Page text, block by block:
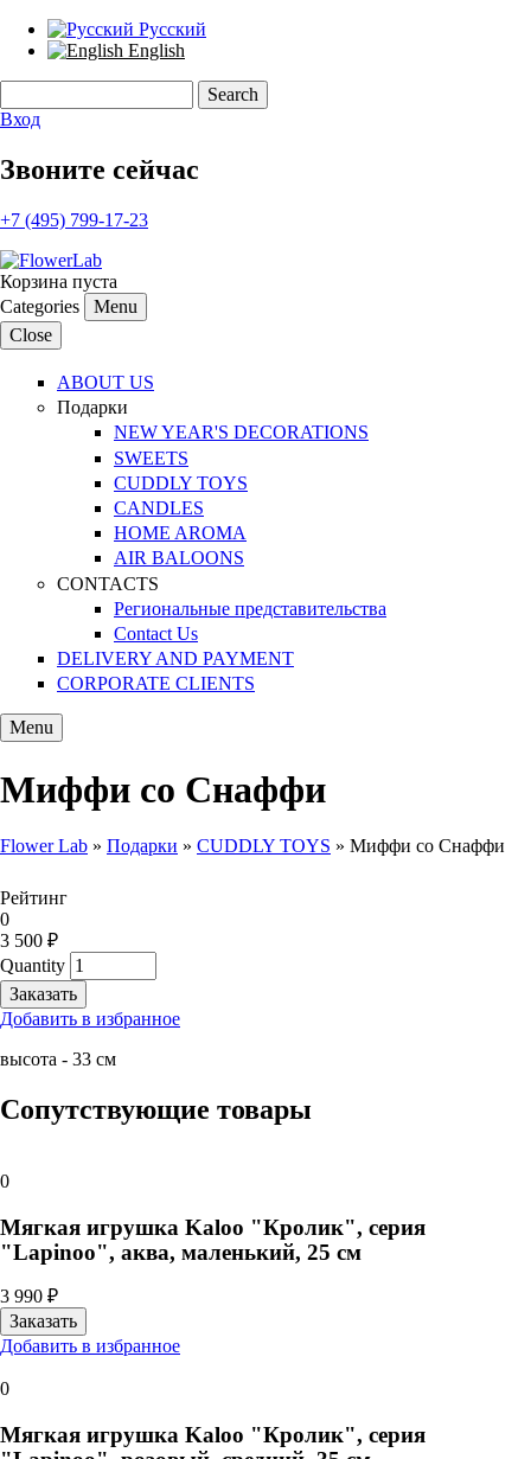
Русский
English
Search form
Вход
Звоните сейчас
+7 (495) 799-17-23
Корзина пуста
Categories
Menu
Close
ABOUT US
Подарки
NEW YEAR'S DECORATIONS
SWEETS
CUDDLY TOYS
CANDLES
HOME AROMA
AIR BALOONS
CONTACTS
Региональные представительства
Contact Us
DELIVERY AND PAYMENT
CORPORATE CLIENTS
Menu
Миффи со Снаффи
Flower Lab » Подарки » CUDDLY TOYS » Миффи со Снаффи
Рейтинг
0
3 500 ₽
Quantity
Добавить в избранное
высота - 33 см
Сопутствующие товары
0
Мягкая игрушка Kaloo "Кролик", серия
"Lapinoo", аква, маленький, 25 см
3 990 ₽
Добавить в избранное
0
Мягкая игрушка Kaloo "Кролик", серия